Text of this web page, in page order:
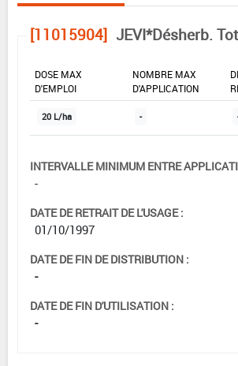
[11015904] JEVI*Désherb.
DOSE MAX
D'EMPLOI
NOMBRE MAX
D'APPLICATION
20 L/ha -
INTERVALLE MINIMUM ENTRE
-
DATE DE RETRAIT DE L'USAGE :
01/10/1997
DATE DE FIN DE DISTRIBUTION :
-
DATE DE FIN D'UTILISATION :
-